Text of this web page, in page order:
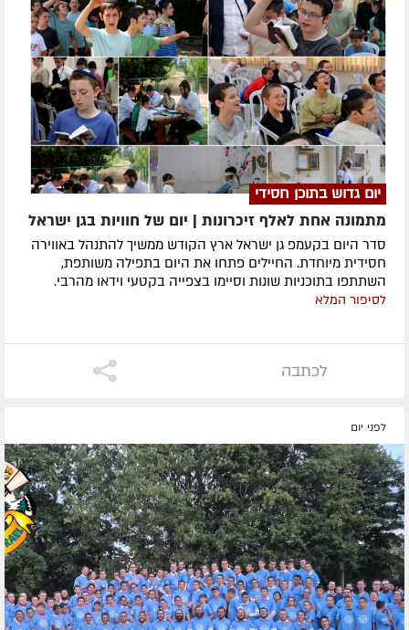
יום גדוש בתוכן חסידי
מתמונה אחת לאלף זיכרונות | יום של חוויות בגן ישראל
סדר היום בקעמפ גן ישראל ארץ הקודש ממשיך להתנהל באווירה
חסידית מיוחדת. החיילים פתחו את היום בתפילה משותפת,
השתתפו בתוכניות שונות וסיימו בצפייה בקטעי וידאו מהרבי.
לסיפור המלא
לכתבה
לפני יום